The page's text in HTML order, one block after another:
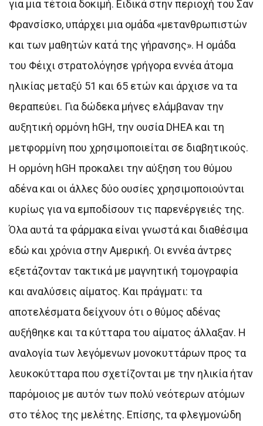
για μια τέτοια δοκιμή. Ειδικά στην περιοχή του Σαν
Φρανσίσκο, υπάρχει μια ομάδα «μετανθρωπιστών
και των μαθητών κατά της γήρανσης». Η ομάδα
του Φέιχι στρατολόγησε γρήγορα εννέα άτομα
ηλικίας μεταξύ 51 και 65 ετών και άρχισε να τα
θεραπεύει. Για δώδεκα μήνες ελάμβαναν την
αυξητική ορμόνη hGH, την ουσία DHEA και τη
μετφορμίνη που χρησιμοποιείται σε διαβητικούς.
Η ορμόνη hGH προκαλει την αύξηση του θύμου
αδένα και οι άλλες δύο ουσίες χρησιμοποιούνται
κυρίως για να εμποδίσουν τις παρενέργειές της.
Όλα αυτά τα φάρμακα είναι γνωστά και διαθέσιμα
εδώ και χρόνια στην Αμερική. Οι εννέα άντρες
εξετάζονταν τακτικά με μαγνητική τομογραφία
και αναλύσεις αίματος. Και πράγματι: τα
αποτελέσματα δείχνουν ότι ο θύμος αδένας
αυξήθηκε και τα κύτταρα του αίματος άλλαξαν. Η
αναλογία των λεγόμενων μονοκυττάρων προς τα
λευκοκύτταρα που σχετίζονται με την ηλικία ήταν
παρόμοιος με αυτόν των πολύ νεότερων ατόμων
στο τέλος της μελέτης. Επίσης, τα φλεγμονώδη